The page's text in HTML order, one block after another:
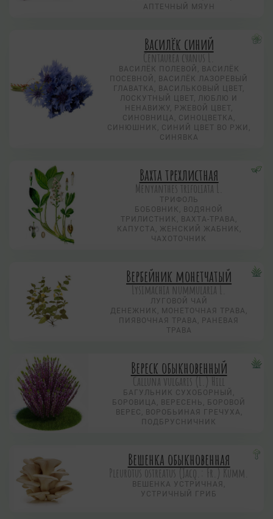
АПТЕЧНЫЙ МЯУН
Василёк синий
Centaurea суanus L.
ВАСИЛЁК ПОЛЕВОЙ, ВАСИЛЁК
ПОСЕВНОЙ, ВАСИЛЁК ЛАЗОРЕВЫЙ
ГЛАВАТКА, ВАСИЛЬКОВЫЙ ЦВЕТ,
ЛОСКУТНЫЙ ЦВЕТ, ЛЮБЛЮ И
НЕНАВИЖУ, РЖЕВОЙ ЦВЕТ,
СИНОВНИЦА, СИНОЦВЕТКА,
СИНЮШНИК, СИНИЙ ЦВЕТ ВО РЖИ,
СИНЯВКА
Вахта трехлистная
Menyanthes trifoliata L.
ТРИФОЛЬ
БОБОВНИК, ВОДЯНОЙ
ТРИЛИСТНИК, ВАХТА-ТРАВА,
КАПУСТА, ЖЕНСКИЙ ЖАБНИК,
ЧАХОТОЧНИК
Вербейник монетчатый
Lysimachia nummularia L.
ЛУГОВОЙ ЧАЙ
ДЕНЕЖНИК, МОНЕТОЧНАЯ ТРАВА,
ПИЯВОЧНАЯ ТРАВА, РАНЕВАЯ
ТРАВА
Вереск обыкновенный
Calluna vulgaris (L.) Hill
БАГУЛЬНИК СУХОБОРНЫЙ,
БОРОВИЦА, ВЕРЕСЕНЬ, БОРОВОЙ
ВЕРЕС, ВОРОБЬИНАЯ ГРЕЧУХА,
ПОДБРУСНИЧНИК
Вешенка обыкновенная
Pleurotus ostreatus (Jacq.: Fr.) Kumm.
ВЕШЕНКА УСТРИЧНАЯ,
УСТРИЧНЫЙ ГРИБ